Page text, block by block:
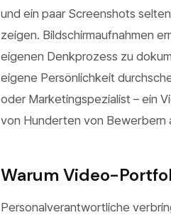
und ein paar Screenshots
zeigen. Bildschirmaufnahmen
eigenen Denkprozess zu
eigene Persönlichkeit
oder Marketingspezialist – ein
von Hunderten von Bewerbern
Warum Video-
Personalverantwortliche